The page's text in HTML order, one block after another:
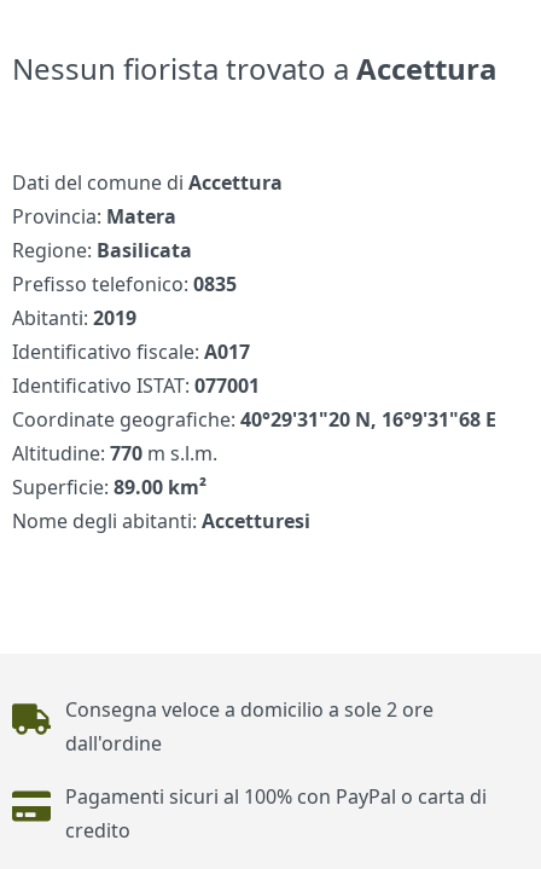
Nessun fiorista trovato aAccettura
Dati del comune diAccettura
Provincia: Matera
Regione: Basilicata
Prefisso telefonico:0835
Abitanti:2019
Identificativo fiscale:A017
Identificativo ISTAT:077001
Coordinate geografiche:40°29'31"20 N, 16°9'31"68 E
Altitudine:770 m s.l.m.
Superficie:89.00 km²
Nome degli abitanti:Accetturesi
Piè di pagina
Consegna veloce a domicilio a sole 2 ore
dall'ordine
Pagamenti sicuri al 100% con PayPal o carta di
credito